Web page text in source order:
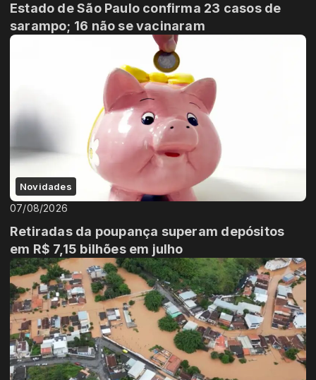
Estado de São Paulo confirma 23 casos de
sarampo; 16 não se vacinaram
Novidades
07/08/2026
Retiradas da poupança superam depósitos
em R$ 7,15 bilhões em julho